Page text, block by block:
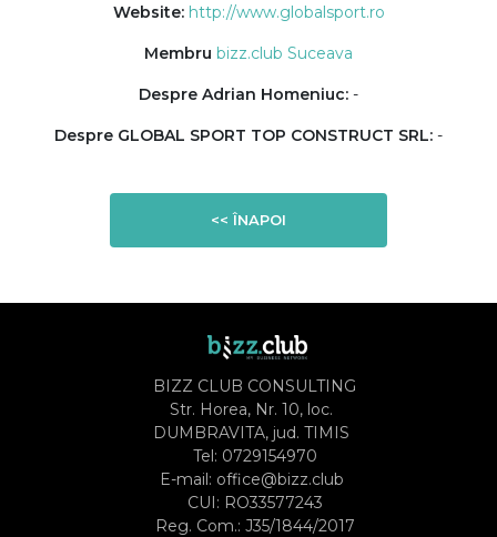
Website: http://www.globalsport.ro
Membru bizz.club Suceava
Despre Adrian Homeniuc: -
Despre GLOBAL SPORT TOP CONSTRUCT SRL: -
<< ÎNAPOI
BIZZ CLUB CONSULTING
Str. Horea, Nr. 10, loc.
DUMBRAVITA, jud. TIMIS
Tel: 0729154970
E-mail: office@bizz.club
CUI: RO33577243
Reg. Com.: J35/1844/2017